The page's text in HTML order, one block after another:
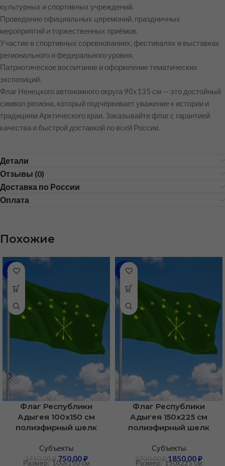
культурных и спортивных учреждений.
Проведение официальных церемоний, праздничных
мероприятий и торжественных приёмов.
Участие в спортивных соревнованиях, фестивалях и выставках
регионального и федерального уровня.
Патриотическое воспитание и оформление тематических
экспозиций.
Флаг Ненецкого автономного округа 90х135 см — это достойный
символ региона, который подчёркивает уважение к истории и
традициям Арктического края. Заказывайте флаг с гарантией
качества и быстрой доставкой по всей России.
Детали
Отзывы (0)
Доставка по России
Оплата
Похожие
-48%
Флаг Республики
Адыгея 100х150 см
полиэфирный шелк
Cубъекты
1450,00₽ 750,00₽
Размер: 100х150 см
-31%
Флаг Республики
Адыгея 150х225 см
полиэфирный шелк
Cубъекты
2700,00₽ 1850,00₽
Размер: 150х225 см